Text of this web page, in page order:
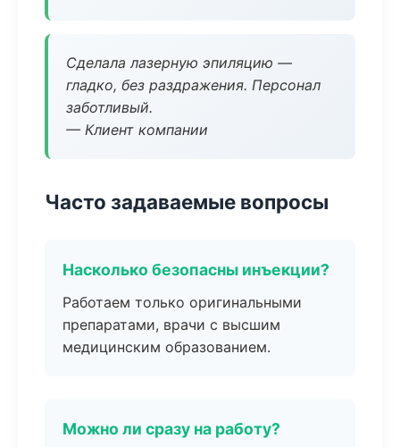
Сделала лазерную эпиляцию —
гладко, без раздражения. Персонал
заботливый.
— Клиент компании
Часто задаваемые вопросы
Насколько безопасны инъекции?
Работаем только оригинальными
препаратами, врачи с высшим
медицинским образованием.
Можно ли сразу на работу?